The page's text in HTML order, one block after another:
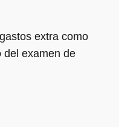
extra como
del examen de